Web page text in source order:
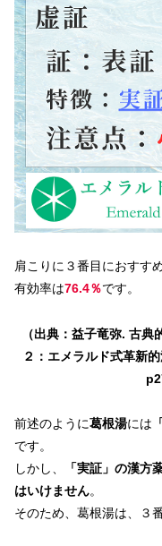
肩こりに３番目におすす
有効率は76.4％です。
（出典：益子竜弥. 古
２：エメラルド式革新
前述のように葛根湯には
です。
しかし、
「実証」の漢方
はいけません。
そのため、葛根湯は、３